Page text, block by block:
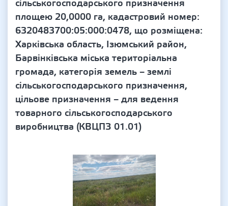
сільськогосподарського призначення
площею 20,0000 га, кадастровий номер:
6320483700:05:000:0478, що розміщена:
Харківська область, Ізюмський район,
Барвінківська міська територіальна
громада, категорія земель – землі
сільськогосподарського призначення,
цільове призначення – для ведення
товарного сільськогосподарського
виробництва (КВЦПЗ 01.01)